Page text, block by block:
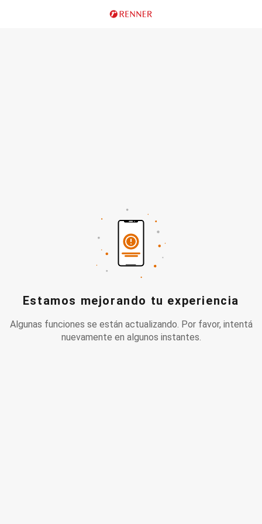
Estamos mejorando tu experiencia
Algunas funciones se están actualizando. Por favor, intentá
nuevamente en algunos instantes.